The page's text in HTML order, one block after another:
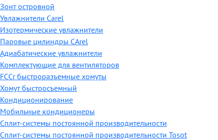
Зонт островной
Увлажнители Carel
Изотермические увлажнители
Паровые цилиндры CArel
Адиабатические увлажнители
Комплектующие для вентиляторов
FCCr быстроразъемные хомуты
Хомут быстросъемный
Кондиционирование
Мобильные кондиционеры
Сплит-системы постоянной производительности
Сплит-системы постоянной производительности Tosot